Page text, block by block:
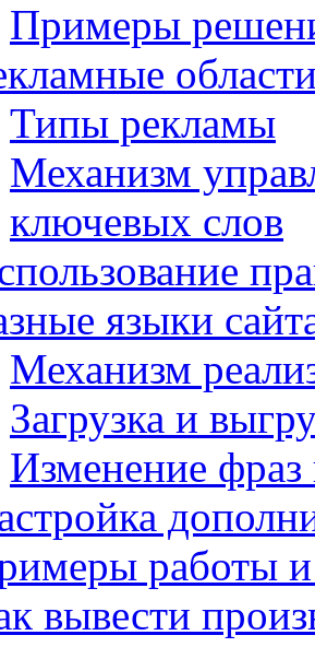
Примеры
Типы рекламы
Механизм
ключевых слов
языки
Механизм
Загрузка и
Изменение
работы
вывести